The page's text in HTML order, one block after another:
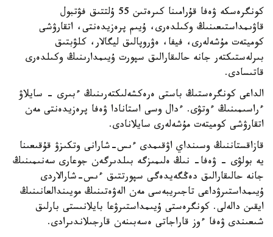
كونگرەسكە ۋەفا قۇرامىنا كىرەتىن 55 ۇلتتىق فۋتبول
قاۋىمداستىعىنىڭ وكىلدەرى، ۇيىم پرەزيدەنتى، اتقارۋشى
كوميتەت مۇشەلەرى، فيفا، ەۋروپالىق ليگالار، كلۋبتىق
بىرلەستىكتەر جانە حالىقارالىق سپورت ۇيىمدارىنىڭ وكىلدەرى
قاتىسادى.
الداعى كونگرەستىڭ باستى ەرەكشەلىكتەرىنىڭ ءبىرى - سايلاۋ
ءراسىمىنىڭ ءوتۋى. ءدال وسى استانادا ۋەفا پرەزيدەنتى مەن
اتقارۋشى كوميتەت مۇشەلەرى سايلانادى.
قازاقستاننىڭ وسىنداي اۋقىمدى ءىس-شارانى وتكىزۋ قۇقىعىنا
يە بولۋى - ۋەفا- نىڭ ەلىمىزگە بىلدىرگەن جوعارى سەنىمىنىڭ
جانە حالىقارالىق دەڭگەيدەگى سپورتتىق ءىس-شارالاردى
ۇيىمداستىرۋداعى تاجىريبەسى مەن الەۋەتىنىڭ مويىندالعانىنىڭ
ايقىن دالەلى. كونگرەستى ۇيىمداستىرۋعا بايلانىستى بارلىق
شىعىندى ۋەفا ءوز قاراجاتى ەسەبىنەن قارجىلاندىرادى.